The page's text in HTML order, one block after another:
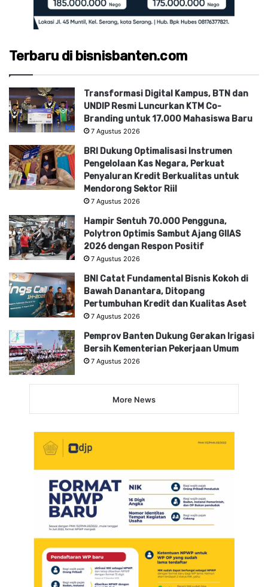
Terbaru di bisnisbanten.com
Transformasi Digital Kampus, BTN dan
UNDIP Resmi Luncurkan KTM Co-
Branding untuk 17.000 Mahasiswa Baru
7 Agustus 2026
BRI Dukung Optimalisasi Instrumen
Pengelolaan Kas Negara, Perkuat
Penyaluran Kredit Berkualitas untuk
Mendorong Sektor Riil
7 Agustus 2026
Hampir Sentuh 70.000 Pengguna,
Polytron Optimis Sambut Ajang GIIAS
2026 dengan Respon Positif
7 Agustus 2026
BNI Catat Fundamental Bisnis Kokoh di
Bawah Danantara, Ditopang
Pertumbuhan Kredit dan Kualitas Aset
7 Agustus 2026
Pemprov Banten Dukung Gerakan Irigasi
Bersih Kementerian Pekerjaan Umum
7 Agustus 2026
More News